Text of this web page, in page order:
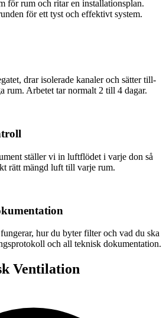
för rum och ritar en installationsplan.
för ett tyst och effektivt system.
drar isolerade kanaler och sätter till-
rum. Arbetet tar normalt 2 till 4 dagar.
ställer vi in luftflödet i varje don så
rätt mängd luft till varje rum.
hur du byter filter och vad du ska
och all teknisk dokumentation.
Ventilation